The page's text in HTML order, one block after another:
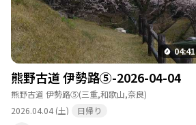
04:41
熊野古道 伊勢路⑤-2026-04-04
熊野古道 伊勢路⑤(三重,和歌山,奈良)
2026.04.04 (土)
日帰り